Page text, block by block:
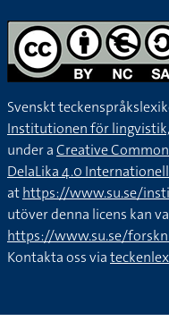
Svenskt
Institutionen för
under aCreative
DelaLika 4.0 Internationell
athttps://www.su.se/
utöver denna licens kan
https://www.su.se/
Kontakta oss via